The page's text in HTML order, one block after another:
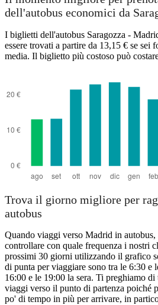
dell'autobus economici da
I biglietti dell'autobus Saragozza -
essere trovati a partire da 13,15 € se sei
media. Il biglietto più costoso può
Trova il giorno migliore per
autobus
Quando viaggi verso Madrid in
controllare con quale frequenza i nostri
prossimi 30 giorni utilizzando il grafico
di punta per viaggiare sono tra le 6:30 e
16:00 e le 19:00 la sera. Ti preghiamo di
viaggi verso il punto di partenza poiché
po' di tempo in più per arrivare, in